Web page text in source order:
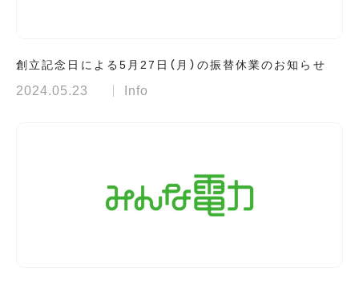
創立記念日による5月27日（月）の振替休業のお知らせ
2024.05.23 Info